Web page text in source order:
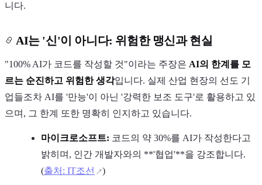
니다.
AI는 '신'이 아니다: 위험한 맹신과 현실
"100% AI가 코드를 작성할 것"이라는 주장은 AI의 한계를 모
르는 순진하고 위험한 생각입니다. 실제 산업 현장의 선도 기
업들조차 AI를 '만능'이 아닌 '강력한 보조 도구'로 활용하고 있
으며, 그 한계 또한 명확히 인지하고 있습니다.
마이크로소프트: 코드의 약 30%를 AI가 작성한다고
밝히며, 인간 개발자와의 **'협업'**을 강조합니다.
(출처: IT조선
)